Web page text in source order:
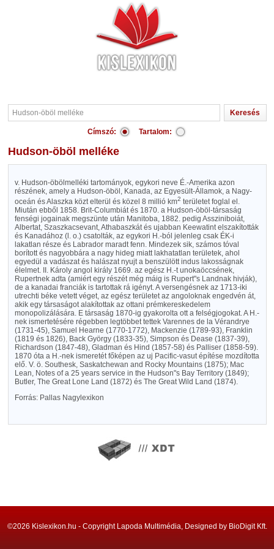
Címszó: Tartalom:
Hudson-öböl melléke
v. Hudson-öbölmelléki tartományok, egykori neve É.-Amerika azon
részének, amely a Hudson-öböl, Kanada, az Egyesült-Államok, a Nagy-
oceán és Alaszka közt elterül és közel 8 millió km2 területet foglal el.
Miután ebből 1858. Brit-Columbiát és 1870. a Hudson-öböl-társaság
fenségi jogainak megszünte után Manitoba, 1882. pedig Assziniboiát,
Albertat, Szaszkacsevant, Athabaszkát és ujabban Keewatint elszakították
és Kanadához (l. o.) csatolták, az egykori H.-ból jelenleg csak ÉK-i
lakatlan része és Labrador maradt fenn. Mindezek sik, számos tóval
borított és nagyobbára a nagy hideg miatt lakhatatlan területek, ahol
egyedül a vadászat és halászat nyujt a benszülött indus lakosságnak
élelmet. II. Károly angol király 1669. az egész H.-t unokaöccsének,
Rupertnek adta (amiért egy részét még máig is Rupert"s Landnak hivják),
de a kanadai franciák is tartottak rá igényt. A versengésnek az 1713-iki
utrechti béke vetett véget, az egész területet az angoloknak engedvén át,
akik egy társaságot alakítottak az ottani prémkereskedelem
monopolizálására. E társaság 1870-ig gyakorolta ott a felségjogokat. A H.-
nek ismertetésére régebben legtöbbet tettek Varennes de la Vérandrye
(1731-45), Samuel Hearne (1770-1772), Mackenzie (1789-93), Franklin
(1819 és 1826), Back György (1833-35), Simpson és Dease (1837-39),
Richardson (1847-48), Gladman és Hind (1857-58) és Palliser (1858-59).
1870 óta a H.-nek ismeretét főképen az uj Pacific-vasut építése mozdította
elő. V. ö. Southesk, Saskatchewan and Rocky Mountains (1875); Mac
Lean, Notes of a 25 years service in the Hudson"s Bay Territory (1849);
Butler, The Great Lone Land (1872) és The Great Wild Land (1874).
Forrás: Pallas Nagylexikon
©2026 Kislexikon.hu - Copyright Lapoda Multimédia, Designed by BioDigit Kft.